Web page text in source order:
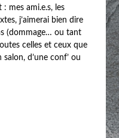
mes ami.e.s, les
j’aimerai bien dire
(dommage… ou tant
celles et ceux que
d’une conf’ ou